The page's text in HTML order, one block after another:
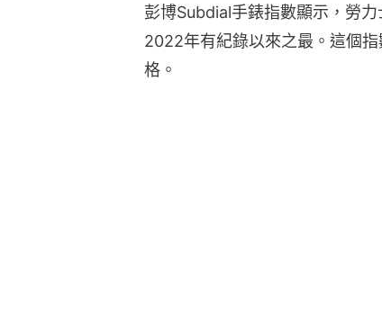
彭博Subdial手錶指數顯示，勞
2022年有紀錄以來之最。這個
格。